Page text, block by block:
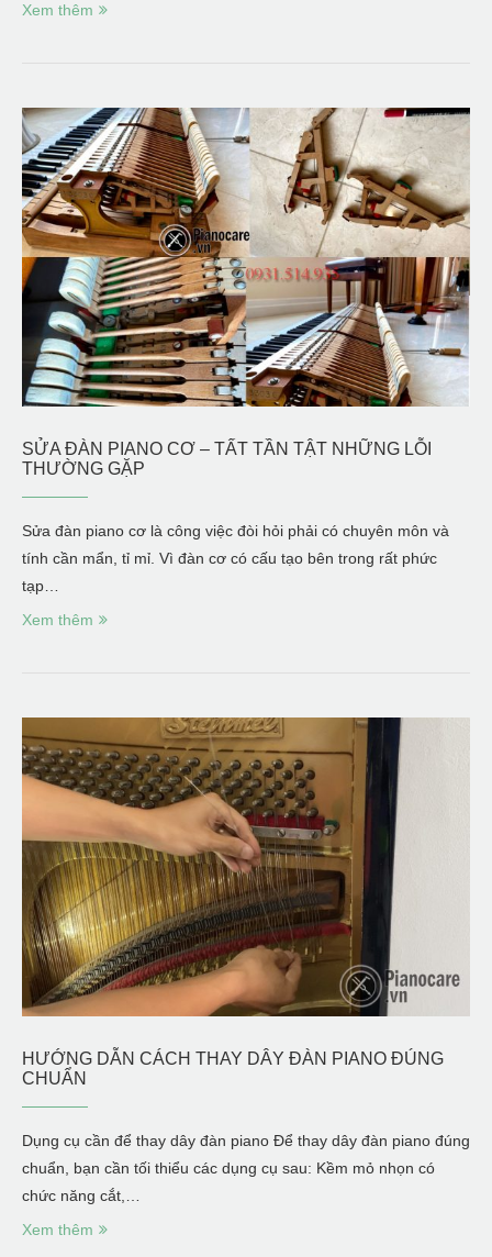
Xem thêm
SỬA ĐÀN PIANO CƠ – TẤT TẦN TẬT NHỮNG LỖI
THƯỜNG GẶP
Sửa đàn piano cơ là công việc đòi hỏi phải có chuyên môn và
tính cần mẩn, tỉ mỉ. Vì đàn cơ có cấu tạo bên trong rất phức
tạp…
Xem thêm
HƯỚNG DẪN CÁCH THAY DÂY ĐÀN PIANO ĐÚNG
CHUẨN
Dụng cụ cần để thay dây đàn piano Để thay dây đàn piano đúng
chuẩn, bạn cần tối thiểu các dụng cụ sau: Kềm mỏ nhọn có
chức năng cắt,…
Xem thêm